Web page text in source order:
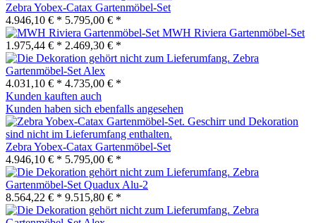
Zebra Yobex-Catax Gartenmöbel-Set
4.946,10 € * 5.795,00 € *
MWH Riviera Gartenmöbel-Set
1.975,44 € * 2.469,30 € *
Zebra
Gartenmöbel-Set Alex
4.031,10 € * 4.735,00 € *
Kunden kauften auch
Kunden haben sich ebenfalls angesehen
Zebra Yobex-Catax Gartenmöbel-Set
4.946,10 € * 5.795,00 € *
Zebra
Gartenmöbel-Set Quadux Alu-2
8.564,22 € * 9.515,80 € *
Zebra